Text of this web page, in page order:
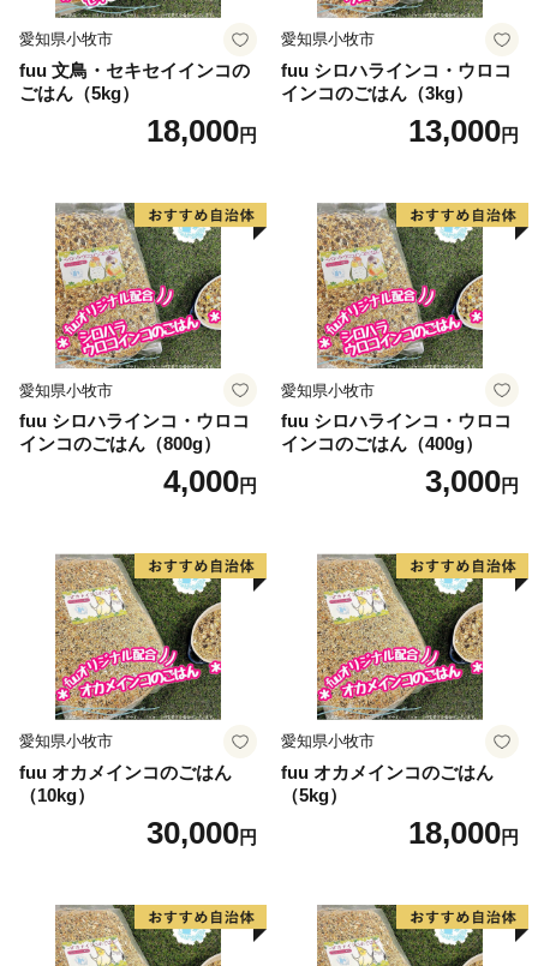
田原市は愛知県南部の渥美半島に位置し、ほぼ半島全
域を市域としています。美しい海と緑豊かな自然に恵ま
条件から農業が盛んで、温室メロン、トマト、花きなど
トコーン、スイカなどの露地栽培、さらに乳牛、肉牛、
養豚などの畜産もあり全国有数の農業地帯として全国の
皆様に安全・安心な農産物をお届けしております。
このような中、田原市では「うるおいと活力のあるガ
ーデンシティ」を目指し、市民と協働で構想実現に向け
努力しております。また、市外から多くの方々が田原市
を訪れ、さらには定住していただけるようにするため、
サーフタウン構想を掲げ、推進しております。さらには
安全・安心な農産物を全国にお届けするため、環境保全
型農業の実現などにも力を注いでおります。
「応援団」として「ふるさと納税」を募集しておりま
す。多くの皆様からのご支援をお待ちしております。
■受領証明書及びワンストップ特例申請書のお届けにつ
いて
入金確認後、注文内容確認画面の【注文者情報】に記載
の住所にお送りいたします。
発送の時期は、2週間～1ヵ月以内を目途に、お礼の特産
品とは別にお送りいたします。(年末年始を除く)
愛知県小牧市
fuu 文鳥・セキセイインコの
ごはん（5kg）
18,000円
愛知県小牧市
fuu シロハラインコ・ウロコ
インコのごはん（3kg）
13,000円
愛知県小牧市
fuu シロハラインコ・ウロコ
インコのごはん（800g）
4,000円
愛知県小牧市
fuu シロハラインコ・ウロコ
インコのごはん（400g）
3,000円
愛知県小牧市
fuu オカメインコのごはん
（10kg）
30,000円
愛知県小牧市
fuu オカメインコのごはん
（5kg）
18,000円